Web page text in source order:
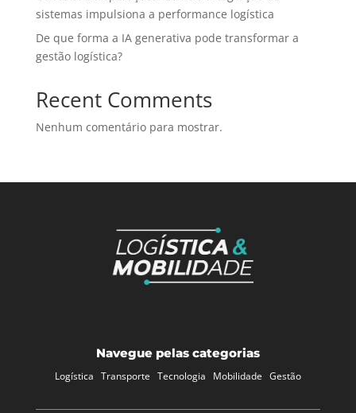
sistemas impulsiona a performance logística
De que forma a IA generativa pode transformar a
gestão logística?
Recent Comments
Nenhum comentário para mostrar.
Navegue pelas categorias
Logística Transporte Tecnologia Mobilidade Gestão